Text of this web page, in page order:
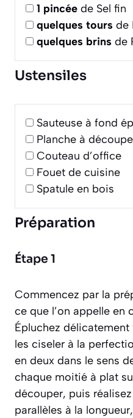
1 pincée de Sel fin
quelques tours de
quelques brins de
Ustensiles
Sauteuse à fond
Planche à
Couteau d’office
Fouet de cuisine
Spatule en bois
Préparation
Étape 1
Commencez par la
ce que l’on appelle en
Épluchez
les ciseler à la
en deux dans le sens
chaque moitié à plat
découper, puis
parallèles à la